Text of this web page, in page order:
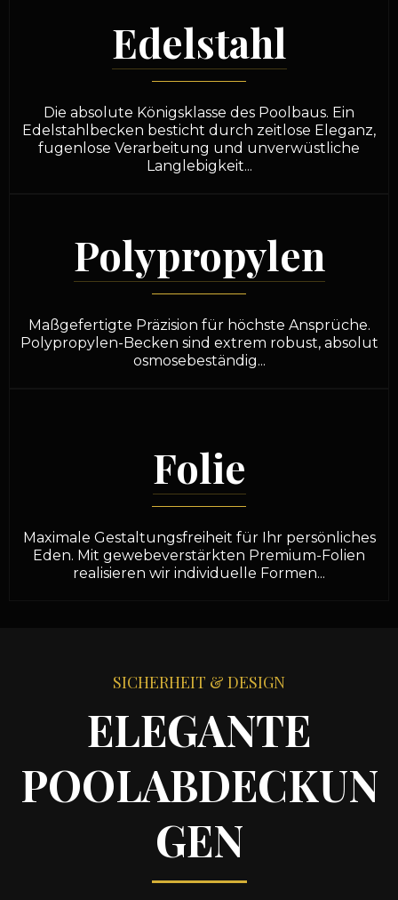
Edelstahl
Die absolute Königsklasse des Poolbaus. Ein
Edelstahlbecken besticht durch zeitlose Eleganz,
fugenlose Verarbeitung und unverwüstliche
Langlebigkeit...
Polypropylen
Maßgefertigte Präzision für höchste Ansprüche.
Polypropylen-Becken sind extrem robust, absolut
osmosebeständig...
Folie
Maximale Gestaltungsfreiheit für Ihr persönliches
Eden. Mit gewebeverstärkten Premium-Folien
realisieren wir individuelle Formen...
SICHERHEIT & DESIGN
ELEGANTE
POOLABDECKUN
GEN